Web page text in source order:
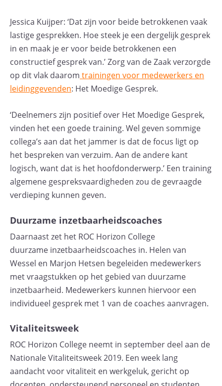
Jessica Kuijper: ‘Dat zijn voor beide betrokkenen vaak
lastige gesprekken. Hoe steek je een dergelijk gesprek
in en maak je er voor beide betrokkenen een
constructief gesprek van.’ Zorg van de Zaak verzorgde
op dit vlak daarom trainingen voor medewerkers en
leidinggevenden: Het Moedige Gesprek.
‘Deelnemers zijn positief over Het Moedige Gesprek,
vinden het een goede training. Wel geven sommige
collega’s aan dat het jammer is dat de focus ligt op
het bespreken van verzuim. Aan de andere kant
logisch, want dat is het hoofdonderwerp.’ Een training
algemene gespreksvaardigheden zou de gevraagde
verdieping kunnen geven.
Duurzame inzetbaarheidscoaches
Daarnaast zet het ROC Horizon College
duurzame inzetbaarheidscoaches in. Helen van
Wessel en Marjon Hetsen begeleiden medewerkers
met vraagstukken op het gebied van duurzame
inzetbaarheid. Medewerkers kunnen hiervoor een
individueel gesprek met 1 van de coaches aanvragen.
Vitaliteitsweek
ROC Horizon College neemt in september deel aan de
Nationale Vitaliteitsweek 2019. Een week lang
aandacht voor vitaliteit en werkgeluk, gericht op